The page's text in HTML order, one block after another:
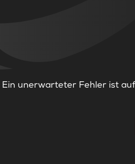
Ein unerwarteter Fehler ist